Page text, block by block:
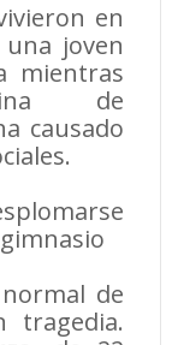
en
joven
mientras
de
causado
de
tragedia.